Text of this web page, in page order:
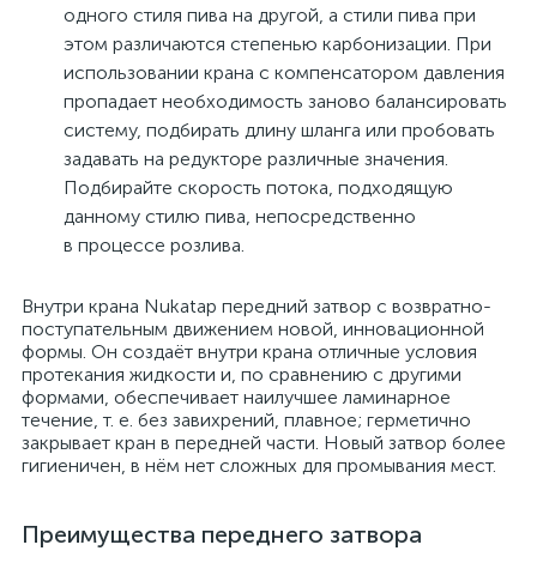
одного стиля пива на другой, а стили пива при
этом различаются степенью карбонизации. При
использовании крана с компенсатором давления
пропадает необходимость заново балансировать
систему, подбирать длину шланга или пробовать
задавать на редукторе различные значения.
Подбирайте скорость потока, подходящую
данному стилю пива, непосредственно
в процессе розлива.
Внутри крана Nukatap передний затвор с возвратно-
поступательным движением новой, инновационной
формы. Он создаёт внутри крана отличные условия
протекания жидкости и, по сравнению с другими
формами, обеспечивает наилучшее ламинарное
течение, т. е. без завихрений, плавное; герметично
закрывает кран в передней части. Новый затвор более
гигиеничен, в нём нет сложных для промывания мест.
Преимущества переднего затвора